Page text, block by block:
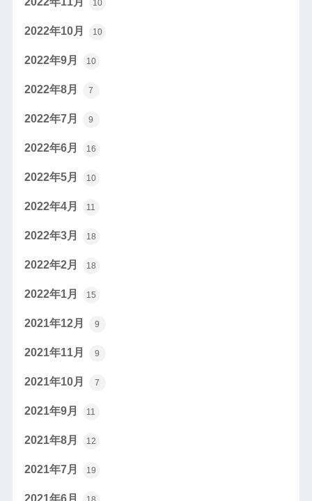
10
2022年10月 10
2022年9月 10
2022年8月 7
2022年7月 9
2022年6月 16
2022年5月 10
2022年4月 11
2022年3月 18
2022年2月 18
2022年1月 15
2021年12月 9
2021年11月 9
2021年10月 7
2021年9月 11
2021年8月 12
2021年7月 19
2021年6月